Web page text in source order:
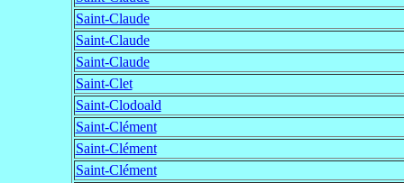
Saint-Claude
Saint-Claude
Saint-Claude
Saint-Clet
Saint-Clodoald
Saint-Clément
Saint-Clément
Saint-Clément